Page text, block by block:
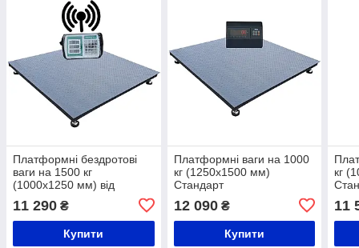
Платформні бездротові
ваги на 1500 кг
(1000х1250 мм) від
калькулятор,серія
«СТАНДАРТ»
11 290 ₴
Купити
Платформні ваги на 1000
кг (1250х1500 мм)
Стандарт
12 090₴
Купити
кг
11